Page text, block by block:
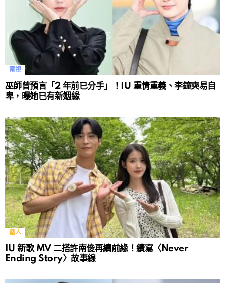
電視
巫師曾預言「2 年前已分手」！IU 重情重義、李鐘奭易自
卑，曝她已有新姻緣
藝人
IU 新歌 MV 二搭許南俊再續前緣！續寫〈Never
Ending Story〉故事線